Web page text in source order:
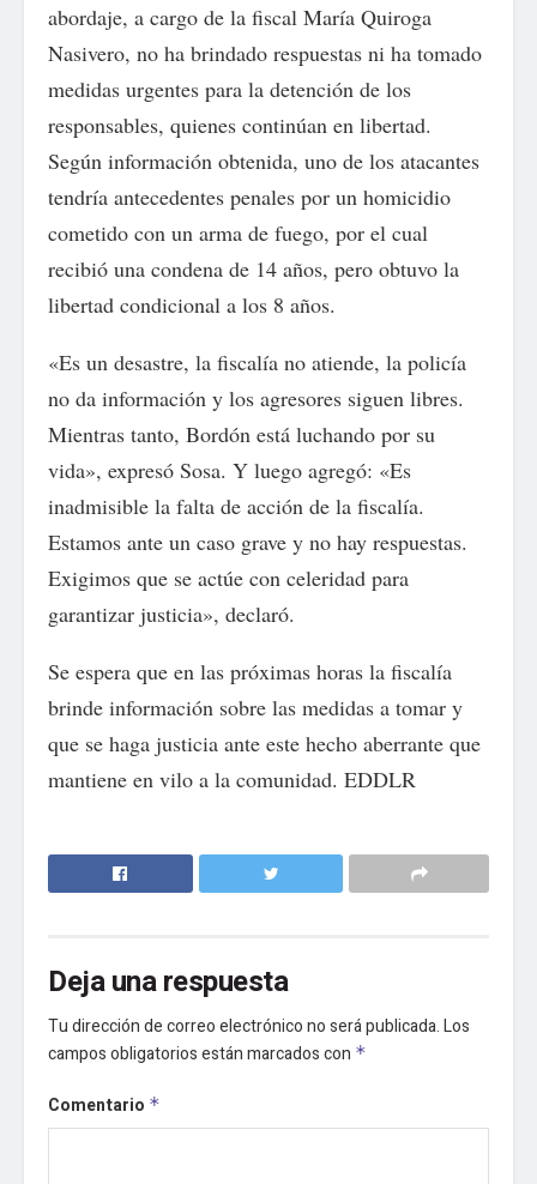
abordaje, a cargo de la fiscal María Quiroga
Nasivero, no ha brindado respuestas ni ha tomado
medidas urgentes para la detención de los
responsables, quienes continúan en libertad.
Según información obtenida, uno de los atacantes
tendría antecedentes penales por un homicidio
cometido con un arma de fuego, por el cual
recibió una condena de 14 años, pero obtuvo la
libertad condicional a los 8 años.
«Es un desastre, la fiscalía no atiende, la policía
no da información y los agresores siguen libres.
Mientras tanto, Bordón está luchando por su
vida», expresó Sosa. Y luego agregó: «Es
inadmisible la falta de acción de la fiscalía.
Estamos ante un caso grave y no hay respuestas.
Exigimos que se actúe con celeridad para
garantizar justicia», declaró.
Se espera que en las próximas horas la fiscalía
brinde información sobre las medidas a tomar y
que se haga justicia ante este hecho aberrante que
mantiene en vilo a la comunidad. EDDLR
Deja una respuesta
Tu dirección de correo electrónico no será publicada.Los
campos obligatorios están marcados con *
Comentario *